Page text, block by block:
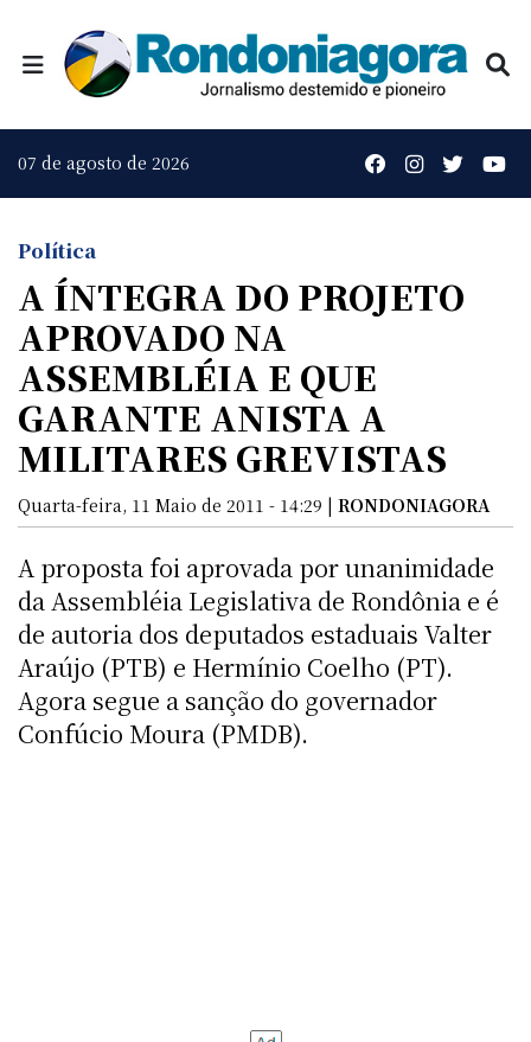
07 de agosto de 2026
Política
A ÍNTEGRA DO PROJETO
APROVADO NA
ASSEMBLÉIA E QUE
GARANTE ANISTA A
MILITARES GREVISTAS
Quarta-feira, 11 Maio de 2011 - 14:29 | RONDONIAGORA
A proposta foi aprovada por unanimidade
da Assembléia Legislativa de Rondônia e é
de autoria dos deputados estaduais Valter
Araújo (PTB) e Hermínio Coelho (PT).
Agora segue a sanção do governador
Confúcio Moura (PMDB).